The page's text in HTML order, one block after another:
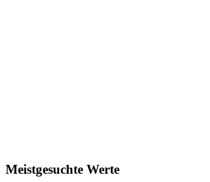
Meistgesuchte Werte